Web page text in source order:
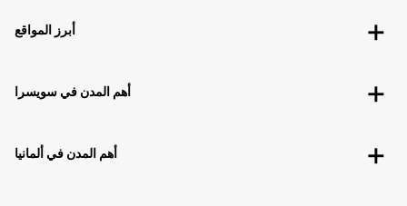
أبرز المواقع
أهم المدن في سويسرا
أهم المدن في ألمانيا